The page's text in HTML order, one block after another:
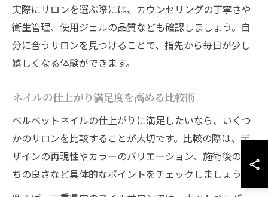
実際にサロンを選ぶ際には、カウンセリングの丁寧さや
衛生管理、使用ジェルの品質なども確認しましょう。自
分に合うサロンを見つけることで、指先から毎日が少し
嬉しくなる体験ができます。
ネイルの仕上がり満足度を高める比較術
ベルベットネイルの仕上がりに満足したいなら、いくつ
かのサロンを比較することが大切です。比較の際は、デ
ザインの再現性やカラーのバリエーション、施術後の持
ちの良さなど具体的なポイントをチェックしましょう。